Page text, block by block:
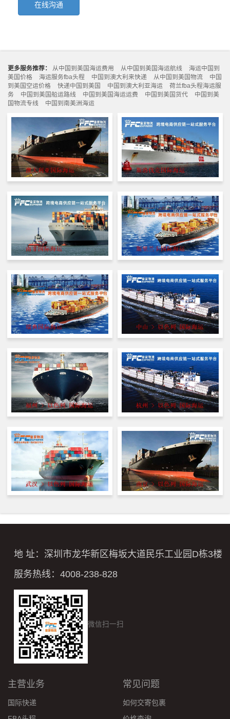
在线沟通
更多服务推荐： 从中国到美国海运费用 从中国到美国海运航线
海运中国到
美国价格
海运服务fba头程 中国到澳大利来快递 从中国到美国物流
中国
到美国空运价格
快递中国到美国 中国到澳大利亚海运
荷兰fba头程海运服
务
中国到美国船运路线 中国到美国海运运费 中国到美国货代
中国到美
国物流专线
中国到南美洲海运
地 址：深圳市龙华新区梅坂大道民乐工业园D栋3楼
服务热线：4008-238-828
微信扫一扫
主营业务
国际快递
常见问题
如何交寄包裹